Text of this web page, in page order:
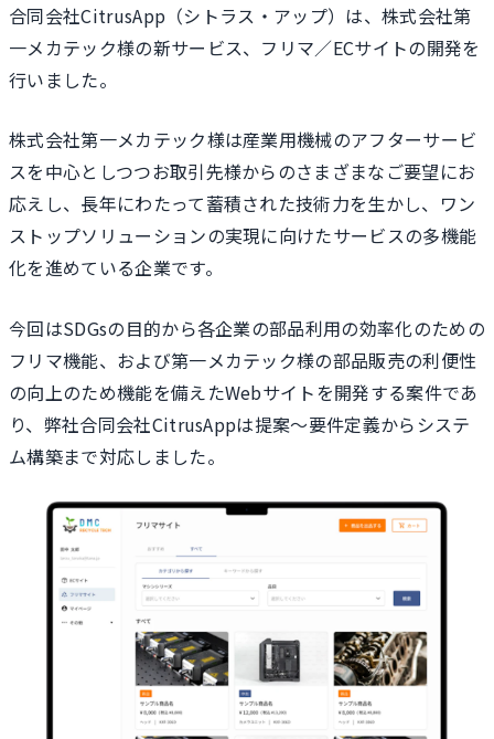
合同会社CitrusApp（シトラス・アップ）は、株式会社第
一メカテック様の新サービス、フリマ／ECサイトの開発を
行いました。
株式会社第一メカテック様は産業用機械のアフターサービ
スを中心としつつお取引先様からのさまざまなご要望にお
応えし、長年にわたって蓄積された技術力を生かし、ワン
ストップソリューションの実現に向けたサービスの多機能
化を進めている企業です。
今回はSDGsの目的から各企業の部品利用の効率化のための
フリマ機能、および第一メカテック様の部品販売の利便性
の向上のため機能を備えたWebサイトを開発する案件であ
り、弊社合同会社CitrusAppは提案〜要件定義からシステ
ム構築まで対応しました。